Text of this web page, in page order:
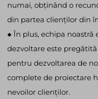
numai, obținând o
din partea clienților din
◆ În plus, echipa
dezvoltare este
pentru dezvoltarea de
complete de proiectare
nevoilor clienților.